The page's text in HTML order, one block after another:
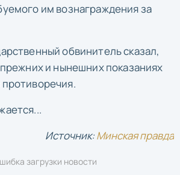
им вознаграждения за
обвинитель сказал,
и нынешних показаниях
Источник:Минская правда
загрузки новости